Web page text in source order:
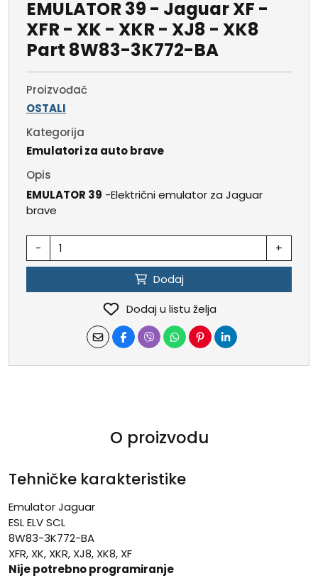
EMULATOR 39 - Jaguar XF -
XFR - XK - XKR - XJ8 - XK8
Part 8W83-3K772-BA
Proizvođač
OSTALI
Kategorija
Emulatori za auto brave
Opis
EMULATOR 39 -Električni emulator za Jaguar
brave
- +
Dodaj
Dodaj u listu želja
O proizvodu
Tehničke karakteristike
Emulator Jaguar
ESL ELV SCL
8W83-3K772-BA
XFR, XK, XKR, XJ8, XK8, XF
Nije potrebno programiranje